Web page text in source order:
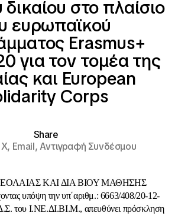
δικαίου στο πλαίσιο
ευρωπαϊκού
Erasmus+
για τον τομέα της
και European
Corps
Share
X, Email,Αντιγραφή Συνδέσμου
ΚΑΙ ΔΙΑ ΒΙΟΥ ΜΑΘΗΣΗΣ
υπόψη την υπ΄αριθμ.: 6663/408/20-12-
του Ι.ΝΕ.ΔΙ.ΒΙ.Μ., απευθύνει πρόσκληση